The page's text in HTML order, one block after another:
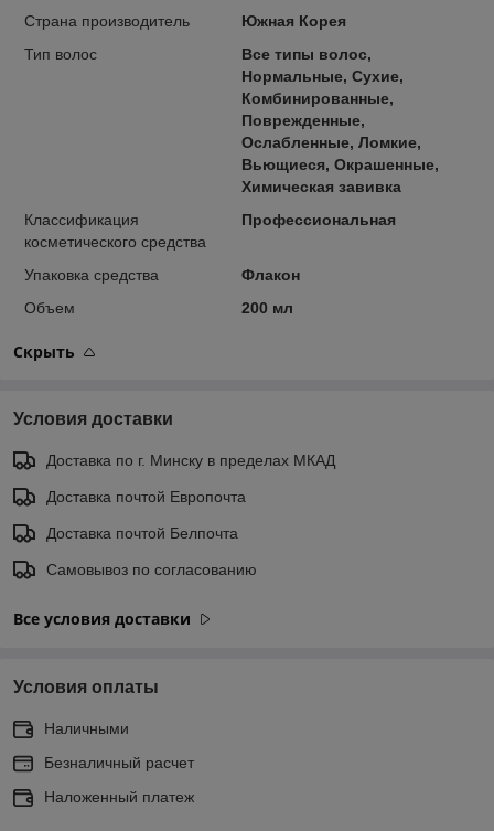
Страна производитель
Южная Корея
Тип волос
Все типы волос,
Нормальные, Сухие,
Комбинированные,
Поврежденные,
Ослабленные, Ломкие,
Вьющиеся, Окрашенные,
Химическая завивка
Классификация
косметического средства
Профессиональная
Упаковка средства
Флакон
Объем
200 мл
Скрыть
Условия доставки
Доставка по г. Минску в пределах МКАД
Доставка почтой Европочта
Доставка почтой Белпочта
Самовывоз по согласованию
Все условия доставки
Условия оплаты
Наличными
Безналичный расчет
Наложенный платеж